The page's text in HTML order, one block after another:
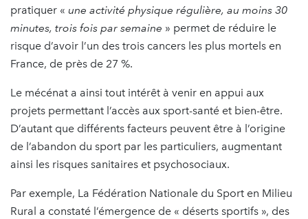
pratiquer « une activité physique régulière, au moins 30
minutes, trois fois par semaine » permet de réduire le
risque d’avoir l’un des trois cancers les plus mortels en
France, de près de 27 %.
Le mécénat a ainsi tout intérêt à venir en appui aux
projets permettant l’accès aux sport-santé et bien-être.
D’autant que différents facteurs peuvent être à l’origine
de l’abandon du sport par les particuliers, augmentant
ainsi les risques sanitaires et psychosociaux.
Par exemple, La Fédération Nationale du Sport en Milieu
Rural a constaté l’émergence de « déserts sportifs », des